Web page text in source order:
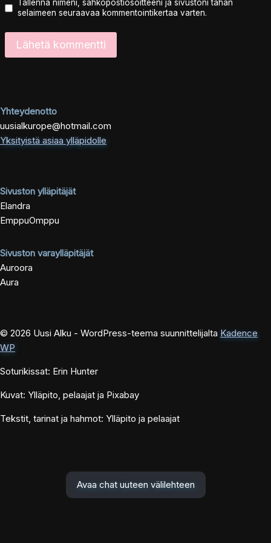
Tallenna nimeni, sähköpostiosoitteeni ja sivustoni tähän
selaimeen seuraavaa kommentointikertaa varten.
Yhteydenotto
uusialkurope@hotmail.com
Yksityistä asiaa ylläpidolle
Sivuston ylläpitäjät
Elandra
EmppuOmppu
Sivuston varaylläpitäjät
Auroora
Aura
© 2026 Uusi Alku - WordPress-teema suunnittelijalta Kadence
WP
Soturikissat: Erin Hunter
Kuvat: Ylläpito, pelaajat ja Pixabay
Tekstit, tarinat ja hahmot: Ylläpito ja pelaajat
Avaa chat uuteen välilehteen